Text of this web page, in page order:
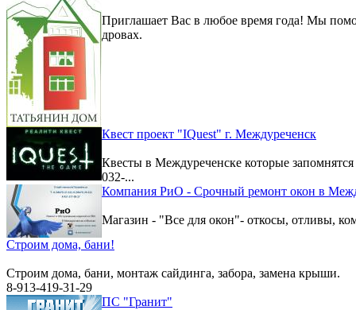
Приглашает Вас в любое время года! Мы
дровах.
Квест проект "IQuest" г. Междуреченск
Квесты в Междуреченске которые
032-...
Компания РиО - Срочный ремонт окон в
Магазин - "Все для окон"- откосы, отливы,
Строим дома, бани!
Строим дома, бани, монтаж сайдинга, забора, замена крыши.
8-913-419-31-29
ПС "Гранит"